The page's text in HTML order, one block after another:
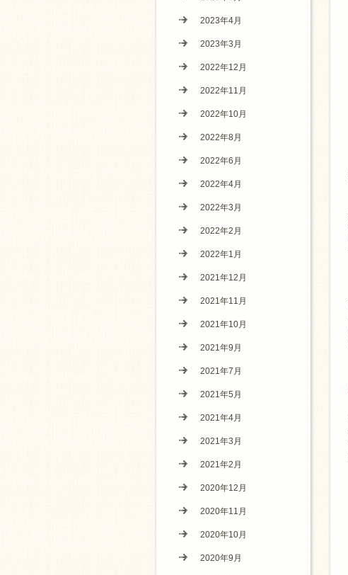
2023年4月
2023年3月
2022年12月
2022年11月
2022年10月
2022年8月
2022年6月
2022年4月
2022年3月
2022年2月
2022年1月
2021年12月
2021年11月
2021年10月
2021年9月
2021年7月
2021年5月
2021年4月
2021年3月
2021年2月
2020年12月
2020年11月
2020年10月
2020年9月